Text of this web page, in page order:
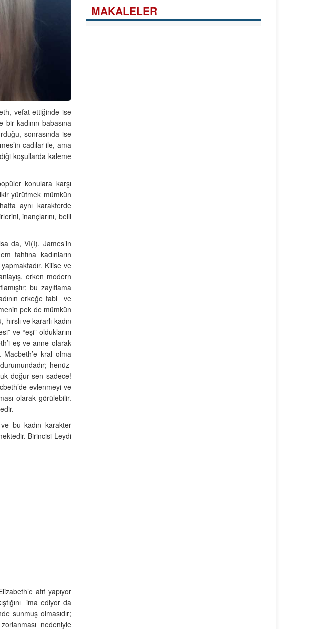
vefat ettiğinde ise
kadının babasına
sonrasında ise
cadılar ile, ama
koşullarda kaleme
konulara karşı
yürütmek mümkün
aynı karakterde
inançlarını, belli
da, VI(I). James’in
tahtına kadınların
Kilise ve
erken modern
bu zayıflama
erkeğe tabi ve
pek de mümkün
ve kararlı kadın
ve “eşi” olduklarını
eş ve anne olarak
kral olma
henüz
doğur sen sadece!
evlenmeyi ve
olarak görülebilir.
bu kadın karakter
Birincisi Leydi
atıf yapıyor
ima ediyor da
sunmuş olmasıdır;
nedeniyle
MAKALELER